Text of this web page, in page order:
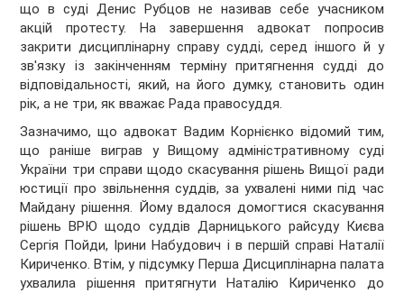
що в суді Денис Рубцов не називав себе учасником
акцій протесту. На завершення адвокат попросив
закрити дисциплінарну справу судді, серед іншого й у
зв'язку із закінченням терміну притягнення судді до
відповідальності, який, на його думку, становить один
рік, а не три, як вважає Рада правосуддя.
Зазначимо, що адвокат Вадим Корнієнко відомий тим,
що раніше виграв у Вищому адміністративному суді
України три справи щодо скасування рішень Вищої ради
юстиції про звільнення суддів, за ухвалені ними під час
Майдану рішення. Йому вдалося домогтися скасування
рішень ВРЮ щодо суддів Дарницького райсуду Києва
Сергія Пойди, Ірини Набудович і в першій справі Наталії
Кириченко. Втім, у підсумку Перша Дисциплінарна палата
ухвалила рішення притягнути Наталію Кириченко до